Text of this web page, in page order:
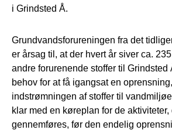
i Grindsted Å.
Grundvandsforureningen fra det
er årsag til, at der hvert år siver ca.
andre forurenende stoffer til Grindsted
behov for at få igangsat en
indstrømningen af stoffer til
klar med en køreplan for de aktiviteter,
gennemføres, før den endelig